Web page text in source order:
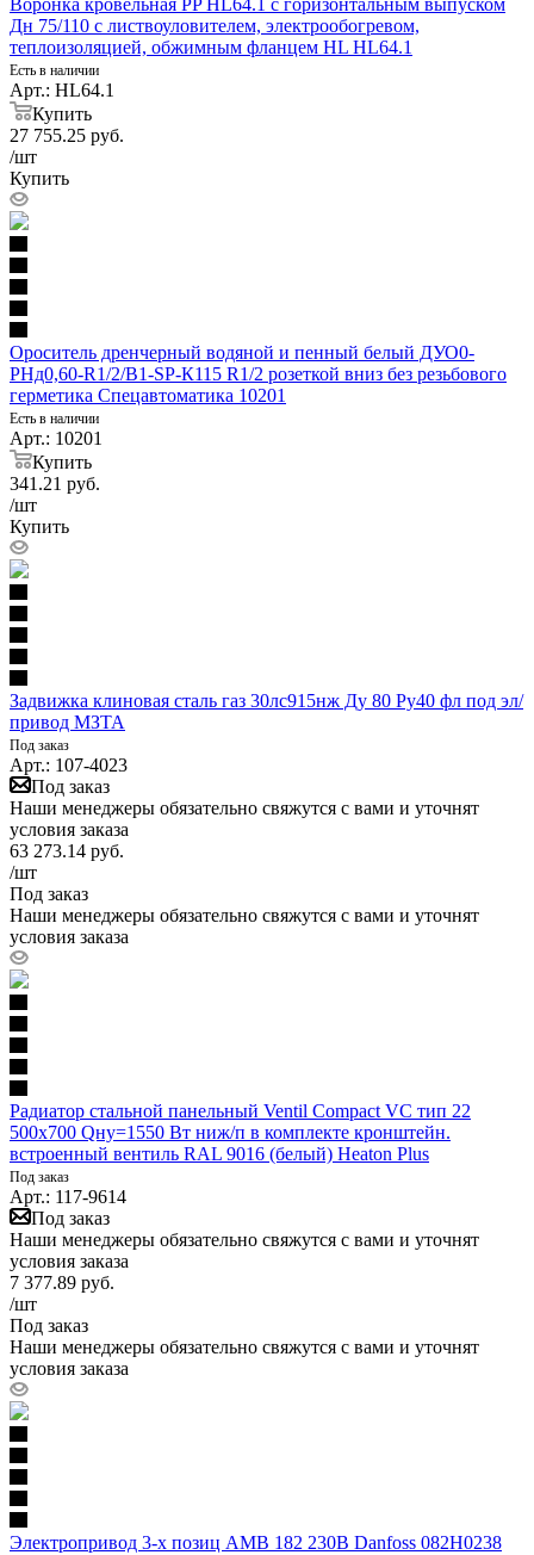
Дн 75/110 с листвоуловителем, электрообогревом,
теплоизоляцией, обжимным фланцем HL HL64.1
Есть в наличии
Арт.: HL64.1
Купить
27 755.25 руб.
/шт
Купить
Ороситель дренчерный водяной и пенный белый ДУО0-
РНд0,60-R1/2/В1-SР-К115 R1/2 розеткой вниз без резьбового
герметика Спецавтоматика 10201
Есть в наличии
Арт.: 10201
Купить
341.21 руб.
/шт
Купить
Задвижка клиновая сталь газ 30лс915нж Ду 80 Ру40 фл под эл/
привод МЗТА
Под заказ
Арт.: 107-4023
Под заказ
Наши менеджеры обязательно свяжутся с вами и уточнят
условия заказа
63 273.14 руб.
/шт
Под заказ
Наши менеджеры обязательно свяжутся с вами и уточнят
условия заказа
Радиатор стальной панельный Ventil Compact VC тип 22
500х700 Qну=1550 Вт ниж/п в комплекте кронштейн.
встроенный вентиль RAL 9016 (белый) Heaton Plus
Под заказ
Арт.: 117-9614
Под заказ
Наши менеджеры обязательно свяжутся с вами и уточнят
условия заказа
7 377.89 руб.
/шт
Под заказ
Наши менеджеры обязательно свяжутся с вами и уточнят
условия заказа
Электропривод 3-х позиц AMB 182 230В Danfoss 082H0238